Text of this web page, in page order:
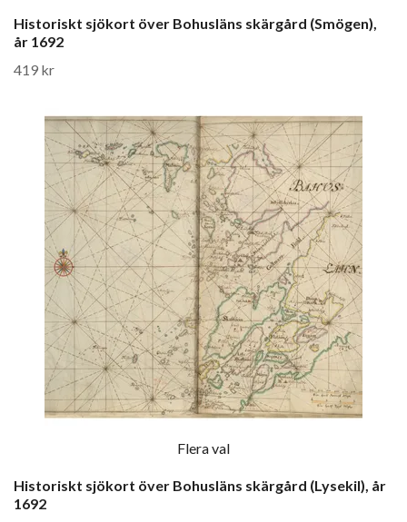
Historiskt sjökort över Bohusläns skärgård (Smögen),
år 1692
419 kr
Flera val
Historiskt sjökort över Bohusläns skärgård (Lysekil), år
1692